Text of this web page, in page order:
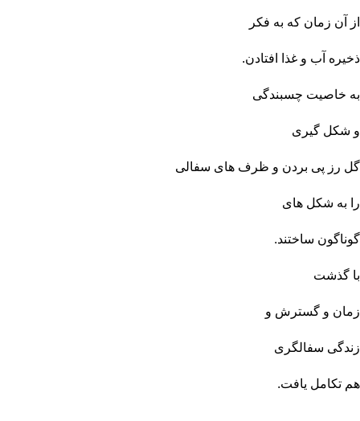
از آن زمان که به فکر
ذخیره آب و غذا افتادن.
به خاصیت چسبندگی
و شکل گیری
گل رز پی بردن و ظرف های سفالی
را به شکل های
گوناگون ساختند.
با گذشت
زمان و گسترش و
زندگی سفالگری
هم تکامل یافت.